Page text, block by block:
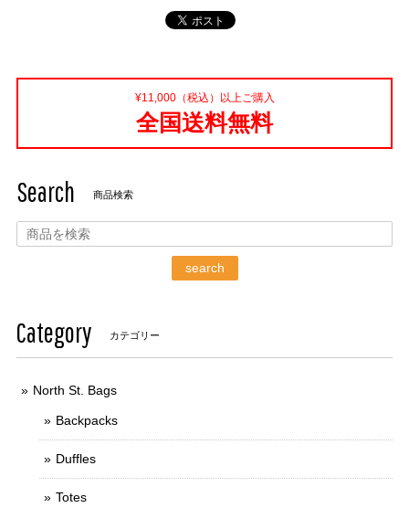
¥11,000（税込）以上ご購入
全国送料無料
Search 商品検索
search
Category カテゴリー
North St. Bags
Backpacks
Duffles
Totes